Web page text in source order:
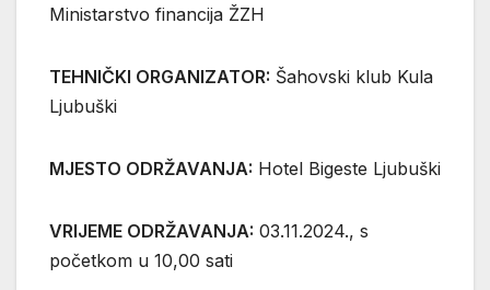
Ministarstvo financija ŽZH
TEHNIČKI ORGANIZATOR: Šahovski klub Kula
Ljubuški
MJESTO ODRŽAVANJA: Hotel Bigeste Ljubuški
VRIJEME ODRŽAVANJA: 03.11.2024., s
početkom u 10,00 sati